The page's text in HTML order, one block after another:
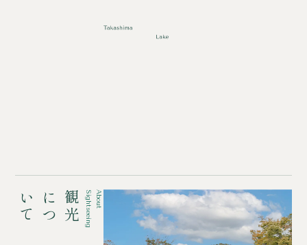
A
b
o
u
t
S
i
g
h
t
s
e
e
i
n
g
観
光
に
つ
い
て